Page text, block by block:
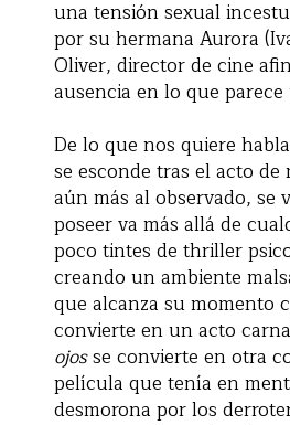
una tensión sexual
por su hermana Aurora
Oliver, director de cine
ausencia en lo que
De lo que nos quiere
se esconde tras el acto
aún más al observado, se
poseer va más allá de
poco tintes de thriller
creando un ambiente
que alcanza su momento
convierte en un acto
ojosse convierte en otra
película que tenía en
desmorona por los